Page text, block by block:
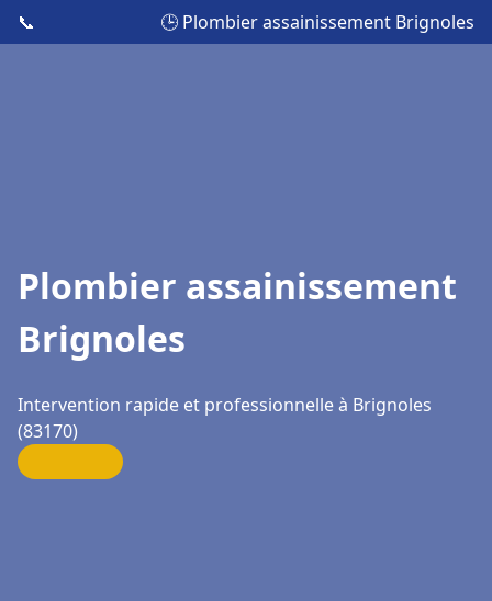
📞 🕒 Plombier assainissement Brignoles
Plombier assainissement
Brignoles
Intervention rapide et professionnelle à Brignoles
(83170)